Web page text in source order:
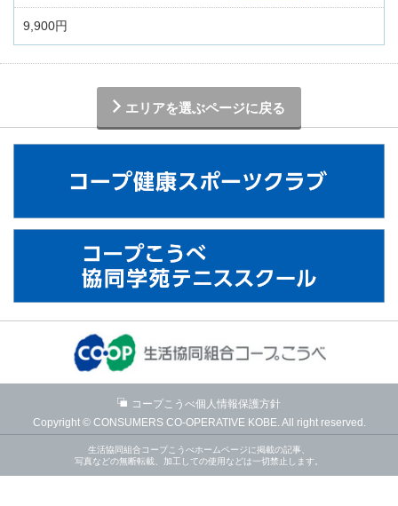
9,900円
エリアを選ぶページに戻る
コープこうべ個人情報保護方針
Copyright © CONSUMERS CO-OPERATIVE KOBE. All right reserved.
生活協同組合コープこうべホームページに掲載の記事、
写真などの無断転載、加工しての使用などは一切禁止します。